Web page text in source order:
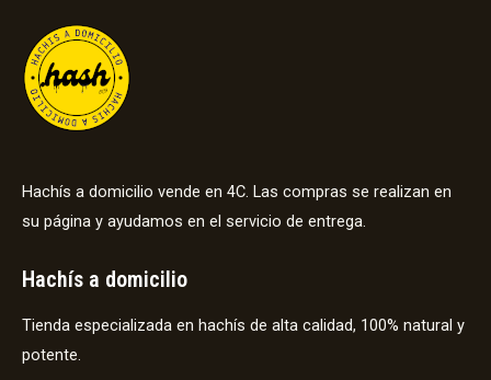
Hachís a domicilio vende en 4C. Las compras se realizan en
su página y ayudamos en el servicio de entrega.
Hachís a domicilio
Tienda especializada en hachís de alta calidad, 100% natural y
potente.